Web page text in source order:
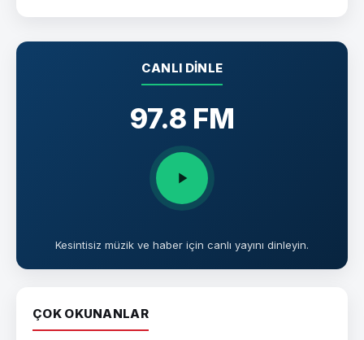
CANLI DINLE
97.8 FM
Kesintisiz müzik ve haber için canlı yayını dinleyin.
ÇOK OKUNANLAR